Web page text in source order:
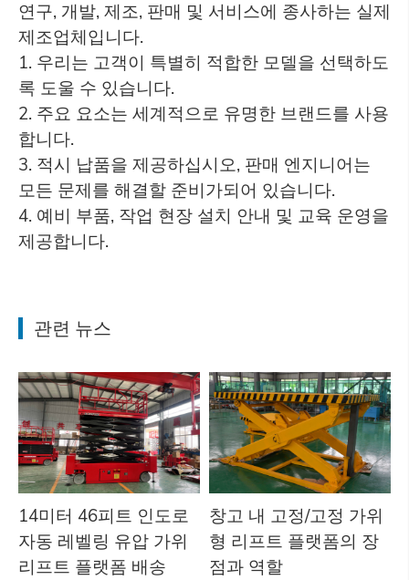
연구, 개발, 제조, 판매 및 서비스에 종사하는 실제
제조업체입니다.
1. 우리는 고객이 특별히 적합한 모델을 선택하도
록 도울 수 있습니다.
2. 주요 요소는 세계적으로 유명한 브랜드를 사용
합니다.
3. 적시 납품을 제공하십시오, 판매 엔지니어는
모든 문제를 해결할 준비가되어 있습니다.
4. 예비 부품, 작업 현장 설치 안내 및 교육 운영을
제공합니다.
관련 뉴스
14미터 46피트 인도로
자동 레벨링 유압 가위
리프트 플랫폼 배송
창고 내 고정/고정 가위
형 리프트 플랫폼의 장
점과 역할